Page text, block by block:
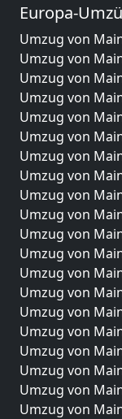
Europa-
Umzug von
Umzug von
Umzug von
Umzug von
Umzug von
Umzug von
Umzug von
Umzug von
Umzug von
Umzug von
Umzug von
Umzug von
Umzug von
Umzug von
Umzug von
Umzug von
Umzug von
Umzug von
Umzug von
Umzug von